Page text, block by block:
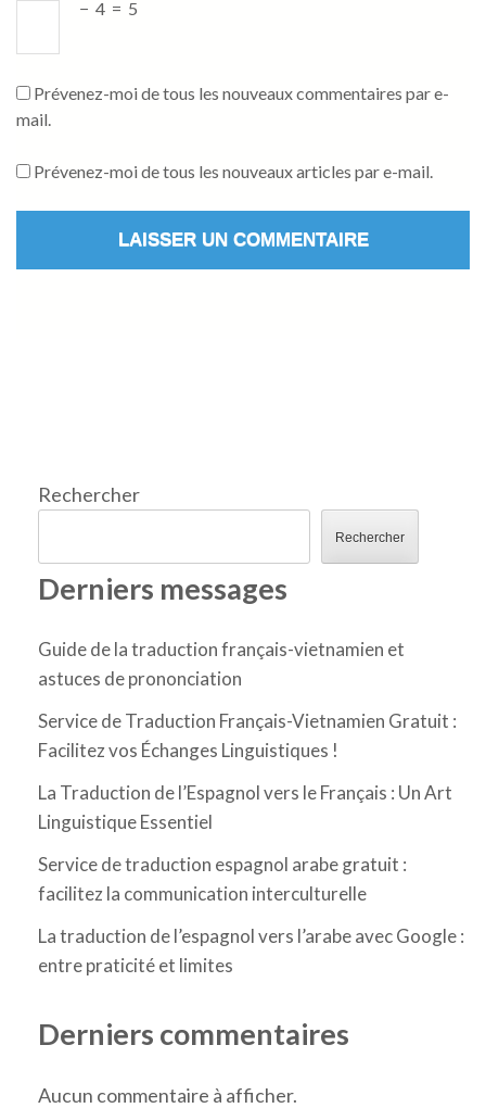
− 4 = 5
Prévenez-moi de tous les nouveaux commentaires par e-
mail.
Prévenez-moi de tous les nouveaux articles par e-mail.
Rechercher
Rechercher
Derniers messages
Guide de la traduction français-vietnamien et
astuces de prononciation
Service de Traduction Français-Vietnamien Gratuit :
Facilitez vos Échanges Linguistiques !
La Traduction de l’Espagnol vers le Français : Un Art
Linguistique Essentiel
Service de traduction espagnol arabe gratuit :
facilitez la communication interculturelle
La traduction de l’espagnol vers l’arabe avec Google :
entre praticité et limites
Derniers commentaires
Aucun commentaire à afficher.